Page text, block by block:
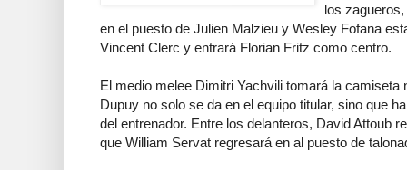
los
en el puesto de Julien Malzieu y Wesley Fofana
Vincent Clerc y entrará Florian Fritz como centro.
El medio melee Dimitri Yachvili tomará la camiseta
Dupuy no solo se da en el equipo titular, sino que
del entrenador. Entre los delanteros, David Attoub
que William Servat regresará en al puesto de